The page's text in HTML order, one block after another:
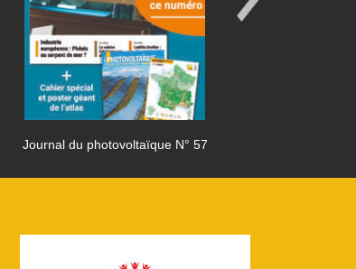
Journal du photovoltaïque N° 57